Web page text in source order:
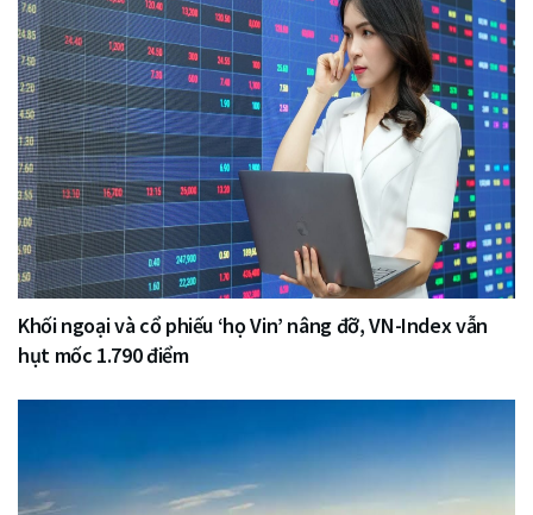
Khối ngoại và cổ phiếu ‘họ Vin’ nâng đỡ, VN-Index vẫn
hụt mốc 1.790 điểm